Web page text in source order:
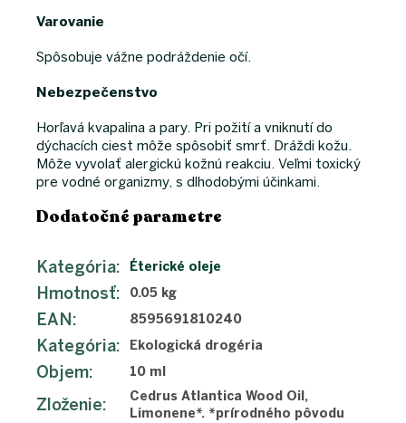
Varovanie
Spôsobuje vážne podráždenie očí.
Nebezpečenstvo
Horľavá kvapalina a pary. Pri požití a vniknutí do
dýchacích ciest môže spôsobiť smrť. Dráždi kožu.
Môže vyvolať alergickú kožnú reakciu. Veľmi toxický
pre vodné organizmy, s dlhodobými účinkami.
Dodatočné parametre
Kategória: Éterické oleje
Hmotnosť: 0.05 kg
EAN: 8595691810240
Kategória: Ekologická drogéria
Objem: 10 ml
Zloženie:
Cedrus Atlantica Wood Oil,
Limonene*. *prírodného pôvodu